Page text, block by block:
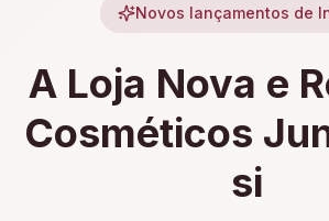
Novos lançamentos de
A Loja Nova e
Cosméticos
si